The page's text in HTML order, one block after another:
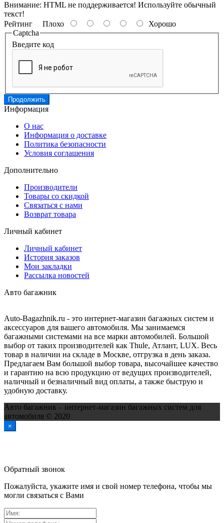
Внимание: HTML не поддерживается! Используйте обычный
текст!
Рейтинг Плохо
Хорошо
Captcha
Введите код
Продолжить
Информация
О нас
Информация о доставке
Политика безопасности
Условия соглашения
Дополнительно
Производители
Товары со скидкой
Связаться с нами
Возврат товара
Личный кабинет
Личный кабинет
История заказов
Мои закладки
Рассылка новостей
Авто багажник
Auto-Bagazhnik.ru - это интернет-магазин багажных систем и
аксессуаров для вашего автомобиля. Мы занимаемся
багажными системами на все марки автомобилей. Большой
выбор от таких производителей как Thule, Атлант, LUX. Весь
товар в наличии на складе в Москве, отгрузка в день заказа.
Предлагаем Вам большой выбор товара, высочайшее качество
и гарантию на всю продукцию от ведущих производителей,
наличный и безналичный вид оплаты, а также быструю и
удобную доставку.
Авто багажник – интернет-магазин багажных систем для
автомобиля © 2020
×
Обратный звонок
Пожалуйста, укажите имя и свой номер телефона, чтобы мы
могли связаться с Вами